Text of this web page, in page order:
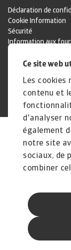
Ce site web
Les cookies
contenu et
d'analyser
également
notre site
sociaux, de
combiner
collectées
services.
Déclaration de
Cookie Information
Sécurité
Information aux